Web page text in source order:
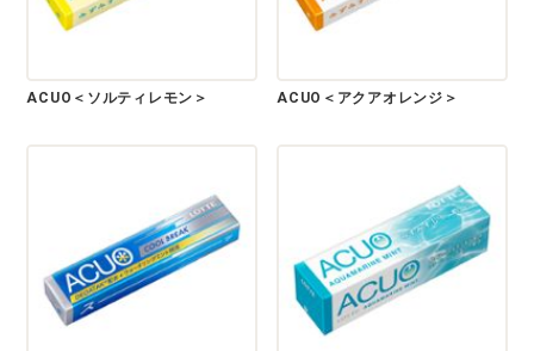
ACUO＜ソルティレモン＞ ACUO＜アクアオレンジ＞